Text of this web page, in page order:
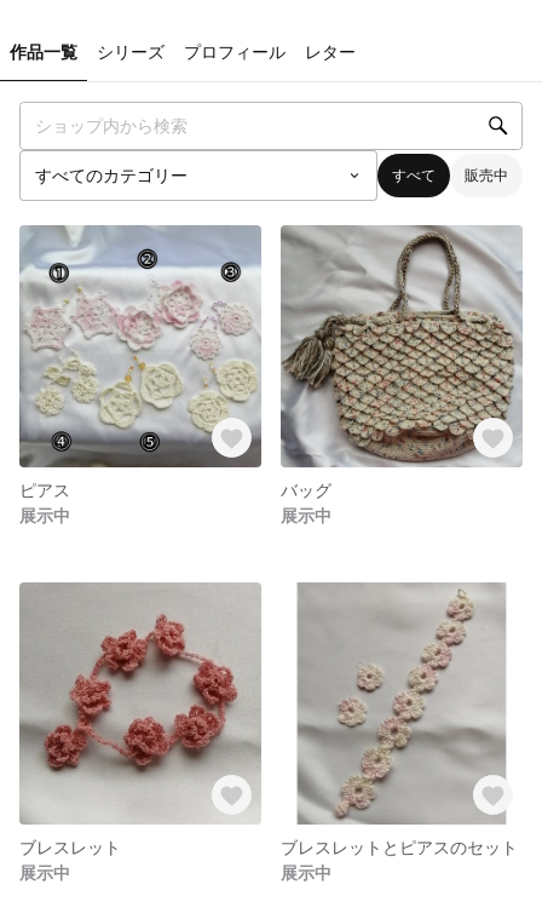
作品一覧 シリーズ プロフィール レター
すべて 販売中
ピアス
展示中
バッグ
展示中
ブレスレット
展示中
ブレスレットとピアスのセット
展示中